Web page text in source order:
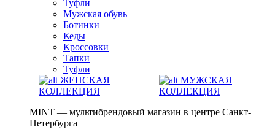
Туфли
Мужская обувь
Ботинки
Кеды
Кроссовки
Тапки
Туфли
ЖЕНСКАЯ
КОЛЛЕКЦИЯ
МУЖСКАЯ
КОЛЛЕКЦИЯ
MINT — мультибрендовый магазин в центре Санкт-
Петербурга